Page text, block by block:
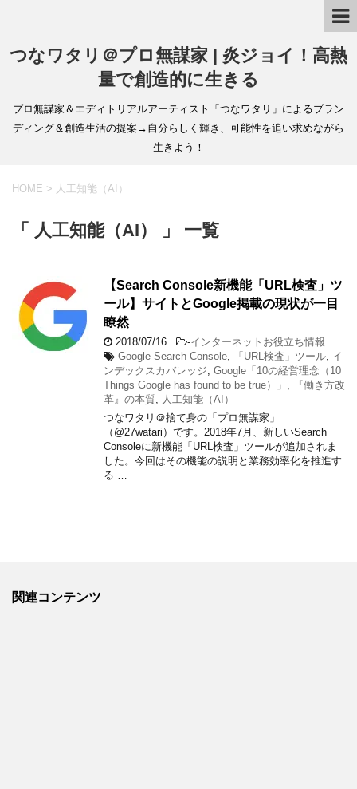
つなワタリ＠プロ無謀家 | 炎ジョイ！高熱
量で創造的に生きる
プロ無謀家＆エディトリアルアーティスト「つなワタリ」によるブラン
ディング＆創造生活の提案→自分らしく輝き、可能性を追い求めながら
生きよう！
HOME > 人工知能（AI）
「 人工知能（AI） 」 一覧
【Search Console新機能「URL検査」ツ
ール】サイトとGoogle掲載の現状が一目
瞭然
2018/07/16 -インターネットお役立ち情報
Google Search Console
「URL検査」ツール イ
ンデックスカバレッジ Google「10の経営理念（10
Things Google has found to be true）」
『働き方改
革』の本質
人工知能（AI）
つなワタリ＠捨て身の「プロ無謀家」
（@27watari）です。2018年7月、新しいSearch
Consoleに新機能「URL検査」ツールが追加されま
した。今回はその機能の説明と業務効率化を推進す
る …
関連コンテンツ